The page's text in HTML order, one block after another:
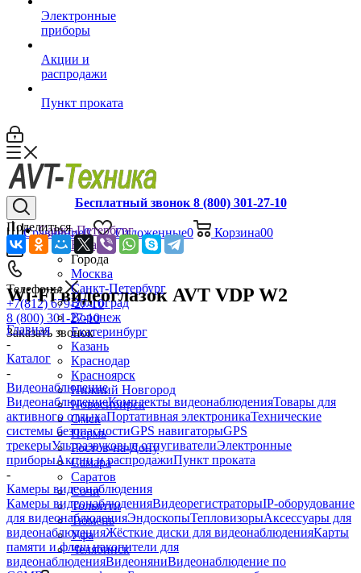
Электронные
приборы
Акции и
распродажи
Пункт проката
Сравнение0 Отложенные0 Корзина00
Телефоны
+7(812) 679-27-10
8 (800) 301-27-10
Заказать звонок
Бесплатный звонок 8 (800) 301-27-10
Санкт-Петербург
Назад
Города
Москва
Санкт-Петербург
Волгоград
Воронеж
Екатеринбург
Казань
Краснодар
Красноярск
Нижний Новгород
Новосибирск
Омск
Пермь
Ростов-на-Дону
Самара
Саратов
Сочи
Тольятти
Тюмень
Уфа
Челябинск
Поделиться
Wi-Fi видеоглазок AVT VDP W2
Главная
-
Каталог
-
Видеонаблюдение
ВидеонаблюдениеКомплекты видеонаблюденияТовары для
активного отдыхаПортативная электроникаТехнические
системы безопасностиGPS навигаторыGPS
трекерыУльтразвуковые отпугивателиЭлектронные
приборыАкции и распродажиПункт проката
-
Камеры видеонаблюдения
Камеры видеонаблюденияВидеорегистраторыIP-оборудование
для видеонаблюденияЭндоскопыТепловизорыАксессуары для
видеонаблюденияЖёсткие диски для видеонаблюденияКарты
памяти и флеш накопители для
видеонаблюденияВидеоняниВидеонаблюдение по